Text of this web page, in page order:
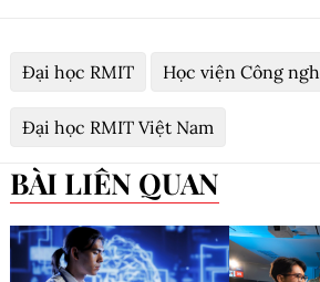
Đại học RMIT Học viện Công
Đại học RMIT Việt Nam
BÀI LIÊN QUAN